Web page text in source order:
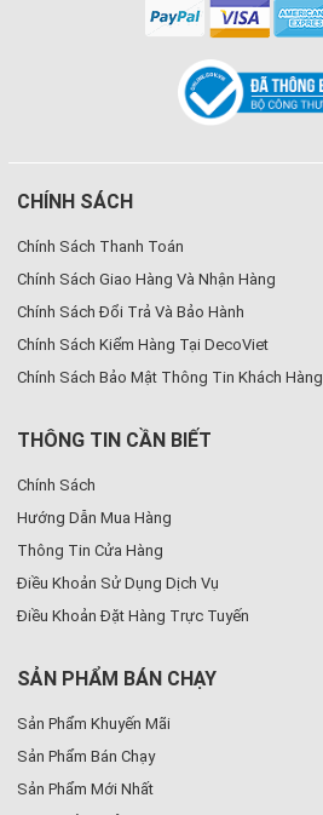
CHÍNH SÁCH
Chính Sách Thanh Toán
Chính Sách Giao Hàng Và Nhận Hàng
Chính Sách Đổi Trả Và Bảo Hành
Chính Sách Kiểm Hàng Tại DecoViet
Chính Sách Bảo Mật Thông Tin Khách Hàng
THÔNG TIN CẦN BIẾT
Chính Sách
Hướng Dẫn Mua Hàng
Thông Tin Cửa Hàng
Điều Khoản Sử Dụng Dịch Vụ
Điều Khoản Đặt Hàng Trực Tuyến
SẢN PHẨM BÁN CHẠY
Sản Phẩm Khuyến Mãi
Sản Phẩm Bán Chạy
Sản Phẩm Mới Nhất